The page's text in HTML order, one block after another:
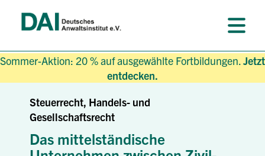
Sommer-Aktion: 20 % auf ausgewählte Fortbildungen.Jetzt
entdecken.
Steuerrecht, Handels- und
Gesellschaftsrecht
Das mittelständische